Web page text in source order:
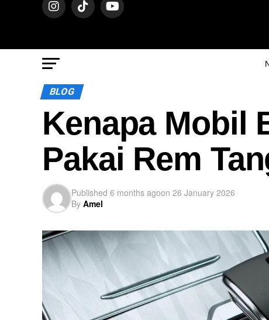
BLOG
Kenapa Mobil
Pakai Rem
Published 6 months agoon 26 January 2026
By Amel